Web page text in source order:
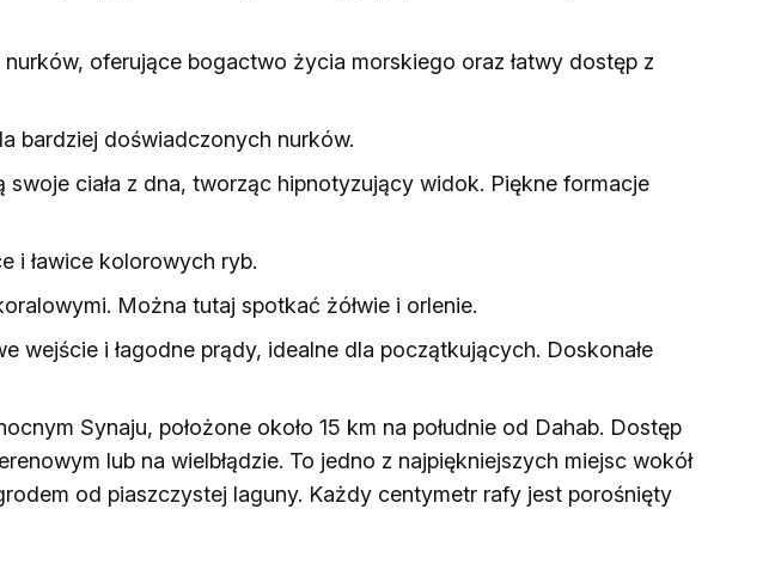
oferujące bogactwo życia morskiego oraz łatwy dostęp z
bardziej doświadczonych nurków.
ciała z dna, tworząc hipnotyzujący widok. Piękne formacje
i ławice kolorowych ryb.
Można tutaj spotkać żółwie i orlenie.
wejście i łagodne prądy, idealne dla początkujących. Doskonałe
Synaju, położone około 15 km na południe od Dahab. Dostęp
lub na wielbłądzie. To jedno z najpiękniejszych miejsc wokół
od piaszczystej laguny. Każdy centymetr rafy jest porośnięty